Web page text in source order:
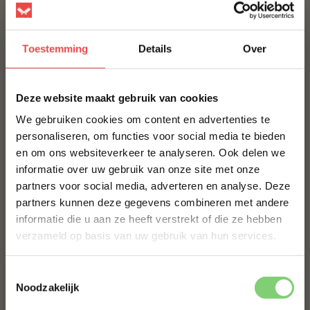
Toestemming Details Over
Deze website maakt gebruik van cookies
We gebruiken cookies om content en advertenties te
personaliseren, om functies voor social media te bieden
en om ons websiteverkeer te analyseren. Ook delen we
informatie over uw gebruik van onze site met onze
partners voor social media, adverteren en analyse. Deze
partners kunnen deze gegevens combineren met andere
informatie die u aan ze heeft verstrekt of die ze hebben
verzameld op basis van uw gebruik van hun services.
Noodzakelijk
Bereidingstips
Leg de worstjes op de gourmetplaat en verwarm ze kort
tot ze mooi warm en licht gekleurd zijn.
Doordat ze al gegaard zijn, hoef je ze niet lang te
Wil je weten hoe het samenstellen van je eigen uniek
gourmetschotel werkt klik dan hier.
BBQuality
vlees is van nature al heerlijk van smaak, maar met een
kun je je vlees eventueel nog wat meer
10% korting op je
eerste bestelling*
Schrijf je in voor onze nieuwsbrief en ontvang direct
10% korting op jouw eerste bestelling.
VOORNAAM
ACHTERNAAM